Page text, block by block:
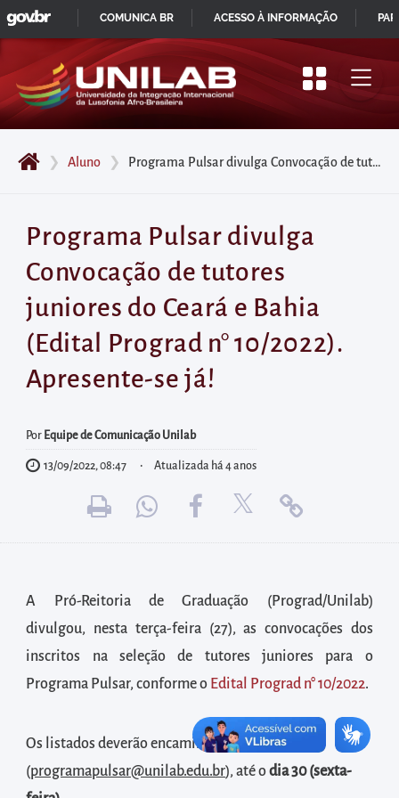
Pular
para
início
do
principal
Acessar
diretamente
menu
principal
Acessar
área
para
diretamente
as
informações
postas
rodapé
❯ Aluno ❯ Programa Pulsar divulga Convocação de tutores juniores do Ceará e Bahia (Edital Prograd n° 10/2022). Apresente-se já!
Programa Pulsar divulga
Convocação de tutores
juniores do Ceará e Bahia
(Edital Prograd n° 10/2022).
Apresente-se já!
Por Equipe de Comunicação Unilab
13/09/2022, 08:47 Atualizada há 4 anos
A Pró-Reitoria de Graduação (Prograd/Unilab)
divulgou, nesta terça-feira (27), as convocações dos
inscritos na seleção de tutores juniores para o
Programa Pulsar, conforme o Edital Prograd n° 10/2022.
Os listados deverão encaminhar para o e-mail:
(programapulsar@unilab.edu.br), até odia 30 (sexta-
IR
PARA
CONTEÚDO
GOVBR
COMUNICA BR ACESSO À INFORMAÇÃO